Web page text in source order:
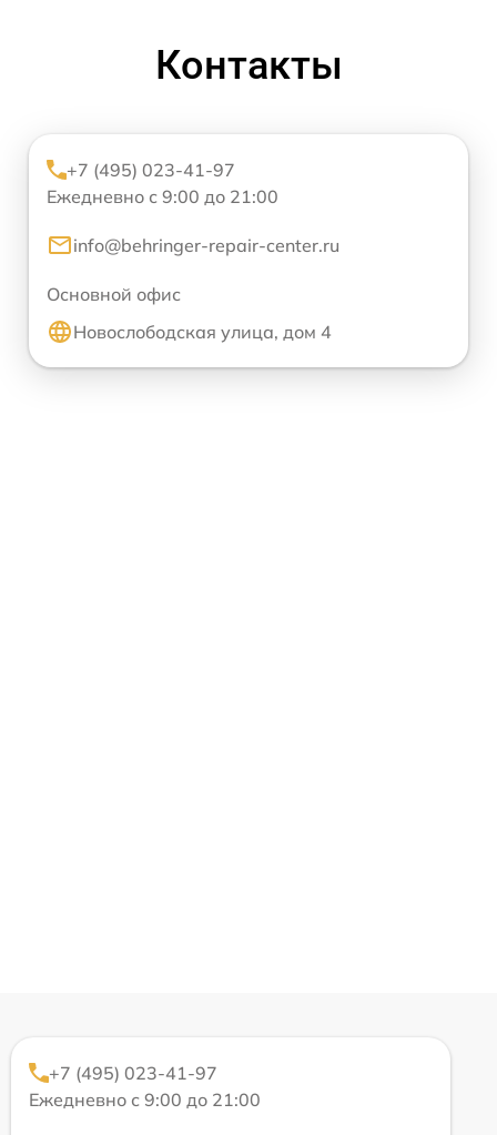
Контакты
+7 (495) 023-41-97
Ежедневно с 9:00 до 21:00
info@behringer-repair-center.ru
Основной офис
Новослободская улица, дом 4
+7 (495) 023-41-97
Ежедневно с 9:00 до 21:00